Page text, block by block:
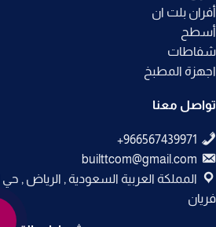
أفران بلت ان
أسطح
شفاطات
اجهزة المطبخ
تواصل معنا
builttcom@gmail.com
المملكة العربية السعودية , الرياض ,
فريان